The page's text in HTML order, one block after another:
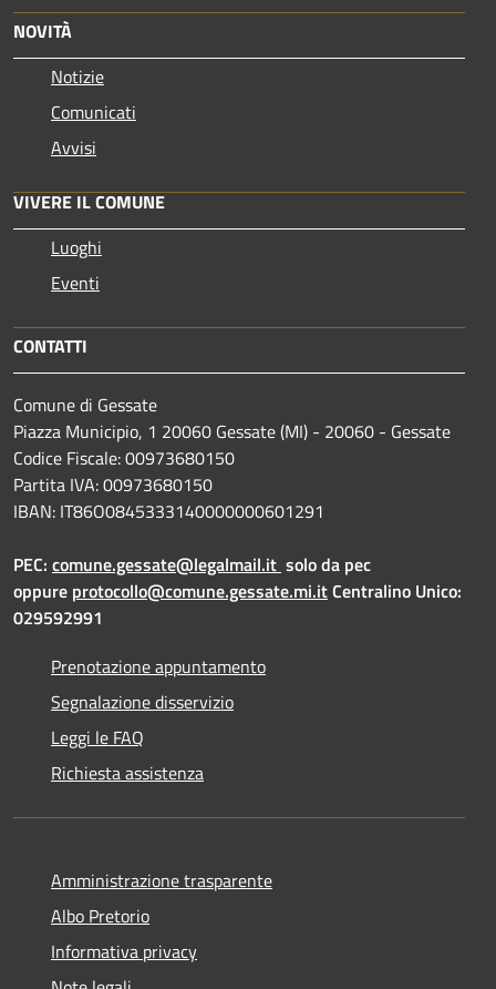
NOVITÀ
Notizie
Comunicati
Avvisi
VIVERE IL COMUNE
Luoghi
Eventi
CONTATTI
Comune di Gessate
Piazza Municipio, 1 20060 Gessate (MI) - 20060 - Gessate
Codice Fiscale: 00973680150
Partita IVA: 00973680150
IBAN: IT86O0845333140000000601291
PEC: comune.gessate@legalmail.it solo da pec
oppure protocollo@comune.gessate.mi.itCentralino Unico:
029592991
Prenotazione appuntamento
Segnalazione disservizio
Leggi le FAQ
Richiesta assistenza
Amministrazione trasparente
Albo Pretorio
Informativa privacy